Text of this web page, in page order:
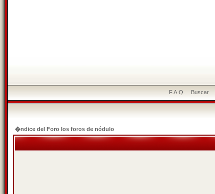
F.A.Q. Buscar
�ndice del Foro los foros de nódulo